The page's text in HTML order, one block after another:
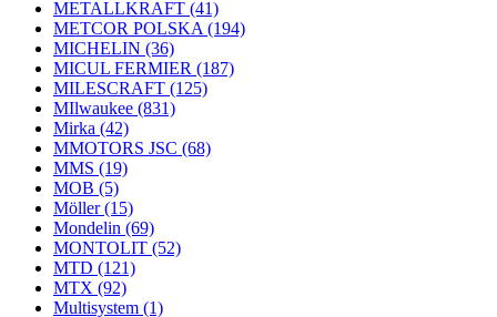
METALLKRAFT (41)
METCOR POLSKA (194)
MICHELIN (36)
MICUL FERMIER (187)
MILESCRAFT (125)
MIlwaukee (831)
Mirka (42)
MMOTORS JSC (68)
MMS (19)
MOB (5)
Möller(15)
Mondelin (69)
MONTOLIT (52)
MTD (121)
MTX (92)
Multisystem (1)